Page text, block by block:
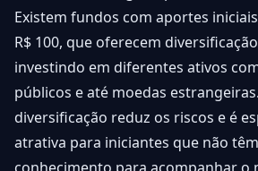
Existem fundos com aportes
R$ 100, que oferecem
investindo em diferentes ativos
públicos e até moedas
diversificação reduz os riscos e é
atrativa para iniciantes que não